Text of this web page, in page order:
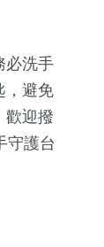
必洗手
，避免
歡迎撥
守護台